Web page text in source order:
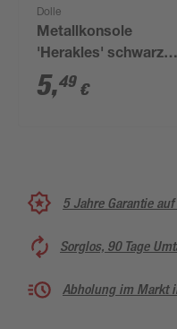
Dolle
Metallkonsole
'Herakles' schwarz
140 x 115 mm
5,49 €
5 Jahre Garantie
Sorglos, 90 Tage
Abholung im Markt